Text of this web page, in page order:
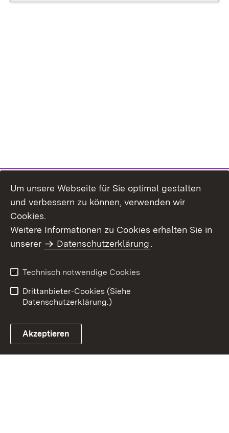
Um unsere Webseite für Sie optimal gestalten
und verbessern zu können, verwenden wir
Cookies.
Weitere Informationen zu Cookies erhalten Sie in
unserer
Datenschutzerklärung.
Technisch notwendige Cookies
Drittanbieter-Cookies (Siehe
Datenschutzerklärung.)
Akzeptieren